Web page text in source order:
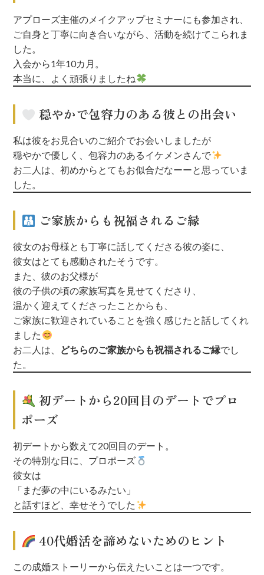
アプローズ主催のメイクアップセミナーにも参加され、
ご自身と丁寧に向き合いながら、活動を続けてこられま
した。
入会から1年10カ月。
本当に、よく頑張りましたね
穏やかで包容力のある彼との出会い
私は彼をお見合いのご紹介でお会いしましたが
穏やかで優しく、包容力のあるイケメンさんで
お二人は、初めからとてもお似合だなーーと思っていま
した。
ご家族からも祝福されるご縁
彼女のお母様とも丁寧に話してくださる彼の姿に、
彼女はとても感動されたそうです。
また、彼のお父様が
彼の子供の頃の家族写真を見せてくださり、
温かく迎えてくださったことからも、
ご家族に歓迎されていることを強く感じたと話してくれ
ました
お二人は、 どちらのご家族からも祝福されるご縁でし
た。
初デートから20回目のデートでプロ
ポーズ
初デートから数えて20回目のデート。
その特別な日に、プロポーズ
彼女は
「まだ夢の中にいるみたい」
と話すほど、幸せそうでした
40代婚活を諦めないためのヒント
この成婚ストーリーから伝えたいことは一つです。